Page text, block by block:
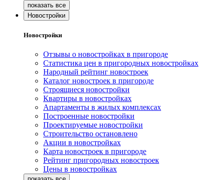
Новостройки
Новостройки
Отзывы о новостройках в пригороде
Статистика цен в пригородных новостройках
Народный рейтинг новостроек
Каталог новостроек в пригороде
Строящиеся новостройки
Квартиры в новостройках
Апартаменты в жилых комплексах
Построенные новостройки
Проектируемые новостройки
Строительство остановлено
Акции в новостройках
Карта новостроек в пригороде
Рейтинг пригородных новостроек
Цены в новостройках